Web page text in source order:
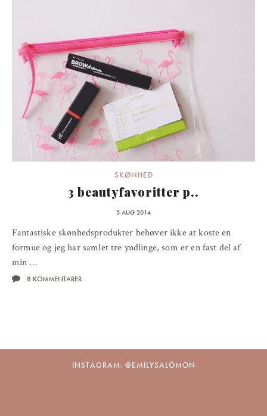
SKØNHED
3 beautyfavoritter p..
5 AUG 2014
Fantastiske skønhedsprodukter behøver ikke at koste en
formue og jeg har samlet tre yndlinge, som er en fast del af
min …
8 KOMMENTARER
INSTAGRAM: @EMILYSALOMON